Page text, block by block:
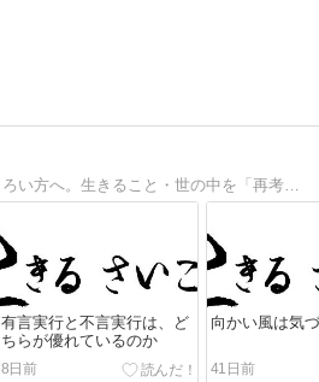
生き方・世の中をおもしろい方へ。生きること・世の中を「再考」し、「再構」しながら、「最高」の生き方、「最高」の世の中をみなさんと一緒に探します。多くの方々と、考えの交流をはかることを大事にしたいと考えております。
有言実行と不言実行は、ど
ちらが優れているのか
8日前
向かい風は気
41日前